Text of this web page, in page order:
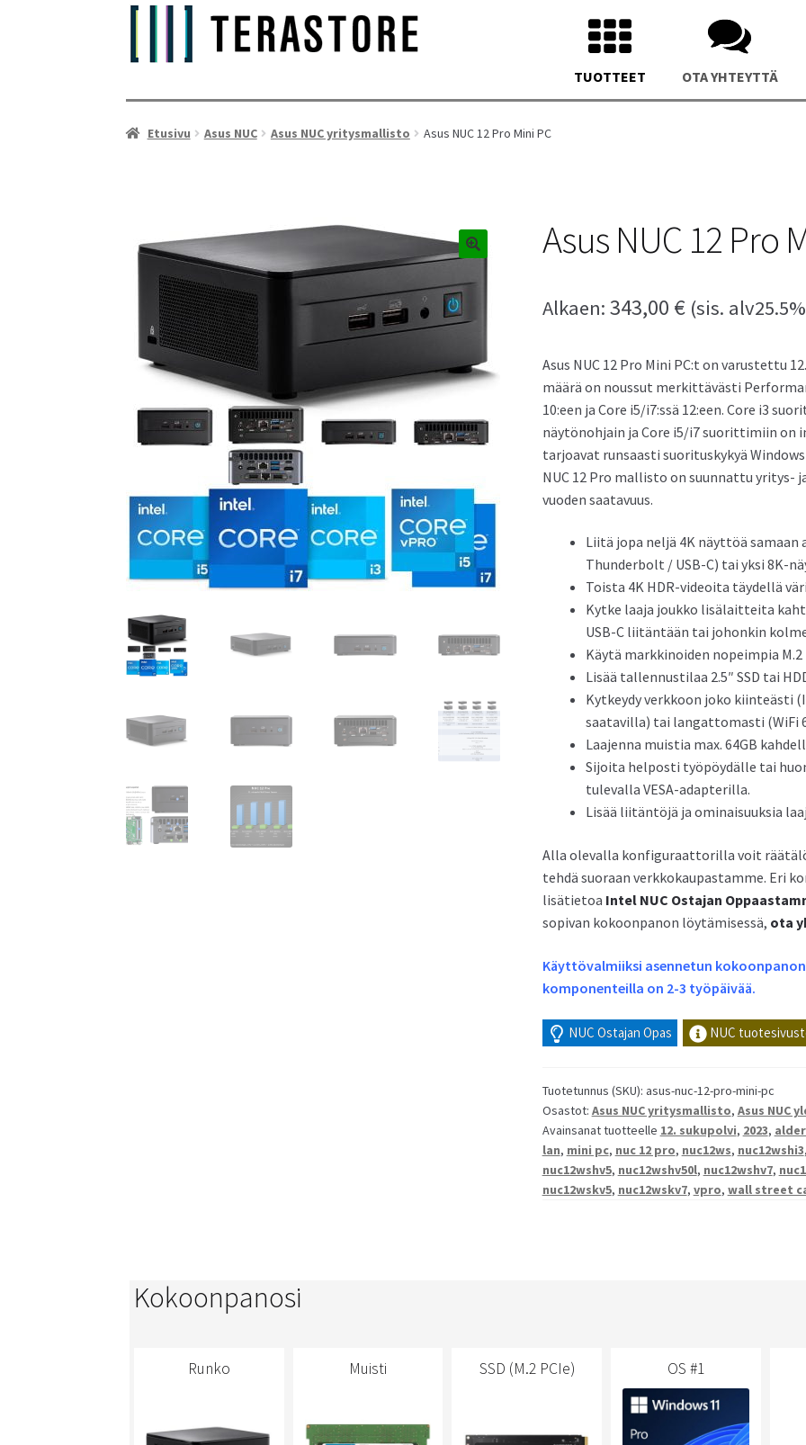
OTA YHTEYTTÄ
TUOTTEET
Asus NUC 15 Pro Plus Mini PC
Asus NUC 14 Essential Mini PC
Asus NUC 14 Pro Mini PC
Etusivu Asus NUC Asus NUC yritysmallisto Asus NUC 12 Pro Mini PC
Asus NUC 12 Pro
Alkaen: 343,00 €(sis.
Asus NUC 12 Pro Mini PC:t on varustettu
määrä on noussut merkittävästi
10:een ja Core i5/i7:ssä 12:een. Core i3
näytönohjain ja Core i5/i7 suorittimiin on
tarjoavat runsaasti suorituskykyä
NUC 12 Pro mallisto on suunnattu yritys-
vuoden saatavuus.
Liitä jopa neljä 4K näyttöä samaan
Thunderbolt / USB-C) tai yksi 8K-
Toista 4K HDR-videoita täydellä
Kytke laaja joukko lisälaitteita
USB-C liitäntään tai johonkin
Käytä markkinoiden nopeimpia M.2
Lisää tallennustilaa 2.5″ SSD tai
Kytkeydy verkkoon joko kiinteästi
saatavilla) tai langattomasti (WiFi
Laajenna muistia max. 64GB
Sijoita helposti työpöydälle tai
tulevalla VESA-adapterilla.
Lisää liitäntöjä ja ominaisuuksia
Alla olevalla konfiguraattorilla voit
tehdä suoraan verkkokaupastamme. Eri
lisätietoa Intel NUC Ostajan
sopivan kokoonpanon löytämisessä, ota
Käyttövalmiiksi asennetun
komponenteilla on 2-3 työpäivää.
NUC Ostajan Opas NUC
Tuotetunnus (SKU): asus-nuc-12-pro-mini-pc
Osastot: Asus NUC yritysmallisto, Asus NUC
Avainsanat tuotteelle 12. sukupolvi, 2023,
lan, mini pc, nuc 12 pro, nuc12ws, nuc12wshi3,
nuc12wshv5, nuc12wshv50l, nuc12wshv7,
nuc12wskv5, nuc12wskv7, vpro, wall street
Kokoonpanosi
Runko Muisti SSD (M.2 PCIe) OS #1